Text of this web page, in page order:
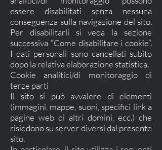
essere disabilitati senza nessuna
conseguenza sulla navigazione del sito.
Per disabilitarli si veda la sezione
successiva “Come disabilitare i cookie”.
I dati personali sono cancellati subito
dopo la relativa elaborazione statistica.
Cookie analitici/di monitoraggio di
terze parti
Il sito si può avvalere di elementi
(immagini, mappe, suoni, specifici link a
pagine web di altri domini, ecc.) che
risiedono su server diversi dal presente
sito.